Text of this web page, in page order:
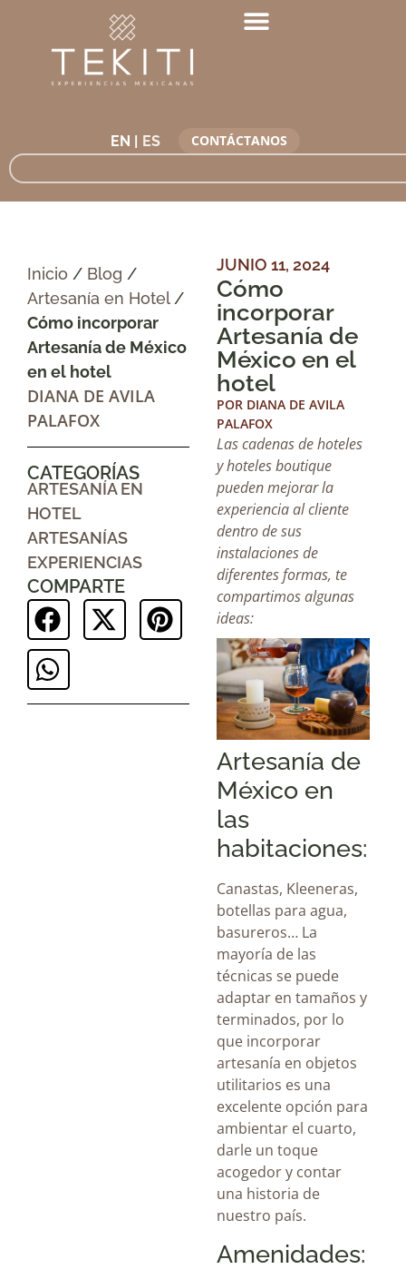
EN | CONTÁCTANOS
Inicio / Blog /
Artesanía en Hotel/
Cómo incorporar
Artesanía de México
en el hotel
DIANA DE AVILA
PALAFOX
CATEGORÍAS
ARTESANÍA EN
HOTEL
ARTESANÍAS
EXPERIENCIAS
COMPARTE
JUNIO 11, 2024
Cómo
incorporar
Artesanía de
México en el
hotel
POR DIANA DE AVILA
PALAFOX
Las cadenas de hoteles
y hoteles boutique
pueden mejorar la
experiencia al cliente
dentro de sus
instalaciones de
diferentes formas, te
compartimos algunas
ideas:
Artesanía de
México en
las
habitaciones:
Canastas, Kleeneras,
botellas para agua,
basureros… La
mayoría de las
técnicas se puede
adaptar en tamaños y
terminados, por lo
que incorporar
artesanía en objetos
utilitarios es una
excelente opción para
ambientar el cuarto,
darle un toque
acogedor y contar
una historia de
nuestro país.
Amenidades: